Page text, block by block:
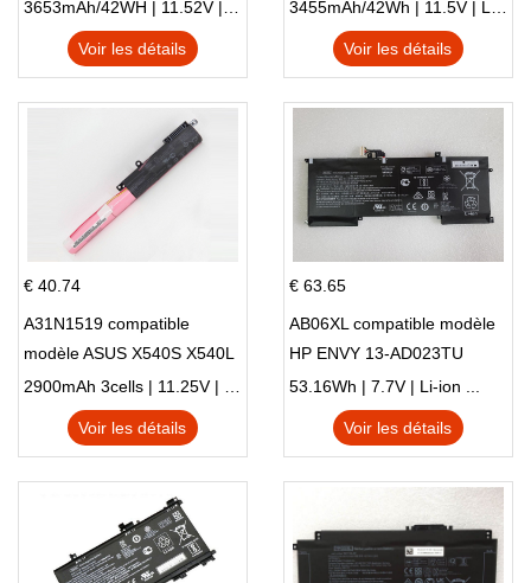
X705NC X705UA X705UV
X705UN X705UD
3653mAh/42WH | 11.52V | Li-ion ...
Voir les détails
E410MA L410MA 3455mAh/42Wh | 11.5V | Li-ion ...
Voir les détails
€ 40.74
A31N1519 compatible
modèle ASUS X540S X540L
X540LA-SI302 X540SA
X540S
2900mAh 3cells | 11.25V | Li-ion ...
Voir les détails
€ 63.65
AB06XL compatible modèle
HP ENVY 13-AD023TU
HSTNN-DB8C 921438-855
TPN-I128
53.16Wh | 7.7V | Li-ion ...
Voir les détails